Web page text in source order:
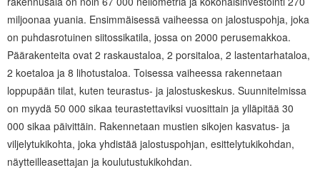
miljoonaa yuania. Ensimmäisessä vaiheessa on jalostuspohja, joka
on puhdasrotuinen siitossikatila, jossa on 2000 perusemakkoa.
Päärakenteita ovat 2 raskaustaloa, 2 porsitaloa, 2 lastentarhataloa,
2 koetaloa ja 8 lihotustaloa. Toisessa vaiheessa rakennetaan
loppupään tilat, kuten teurastus- ja jalostuskeskus. Suunnitelmissa
on myydä 50 000 sikaa teurastettaviksi vuosittain ja ylläpitää 30
000 sikaa päivittäin. Rakennetaan mustien sikojen kasvatus- ja
viljelytukikohta, joka yhdistää jalostuspohjan, esittelytukikohdan,
näytteilleasettajan ja koulutustukikohdan.